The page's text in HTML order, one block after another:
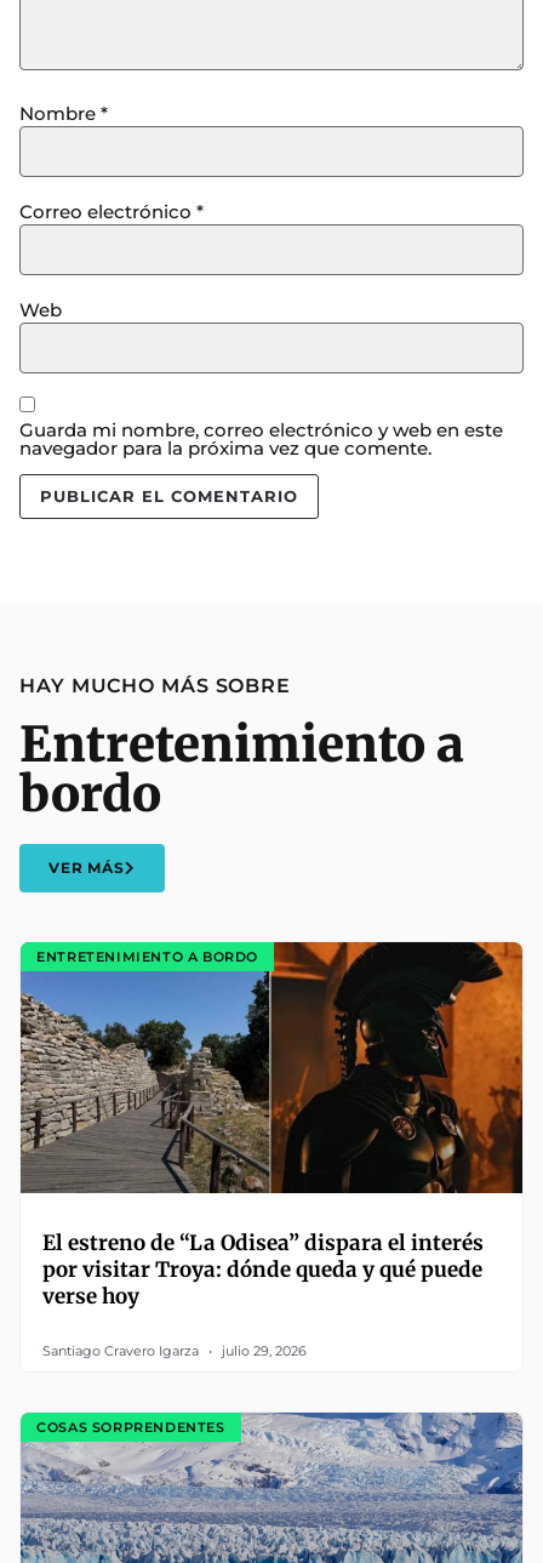
Nombre *
Correo electrónico *
Web
Guarda mi nombre, correo electrónico y web en este
navegador para la próxima vez que comente.
HAY MUCHO MÁS SOBRE
Entretenimiento a
bordo
VER MÁS
ENTRETENIMIENTO A BORDO
El estreno de “La Odisea” dispara el interés
por visitar Troya: dónde queda y qué puede
verse hoy
Santiago Cravero Igarza julio 29, 2026
COSAS SORPRENDENTES